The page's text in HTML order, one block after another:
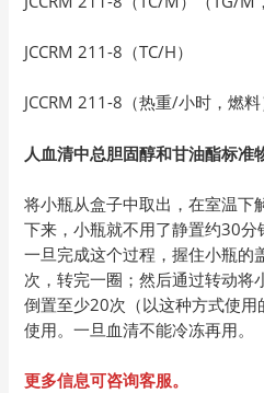
JCCRM 211-8（TC/H）
JCCRM 211-8（热重/小时，燃料
人血清中总胆固醇和甘油酯标准
将小瓶从盒子中取出，在室温下
下来，小瓶就不用了静置约30分
一旦完成这个过程，握住小瓶的
次，转完一圈；然后通过转动将
倒置至少20次（以这种方式使
使用。一旦血清不能冷冻再用。
更多信息可咨询客服。